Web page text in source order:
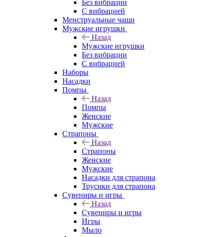
Без вибрации
С вибрацией
Менструальные чаши
Мужские игрушки
Назад
Мужские игрушки
Без вибрации
С вибрацией
Наборы
Насадки
Помпы
Назад
Помпы
Женские
Мужские
Страпоны
Назад
Страпоны
Женские
Мужские
Насадки для страпона
Трусики для страпона
Сувениры и игры
Назад
Сувениры и игры
Игры
Мыло